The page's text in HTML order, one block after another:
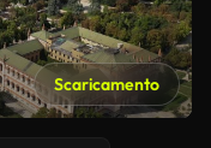
Scaricamento